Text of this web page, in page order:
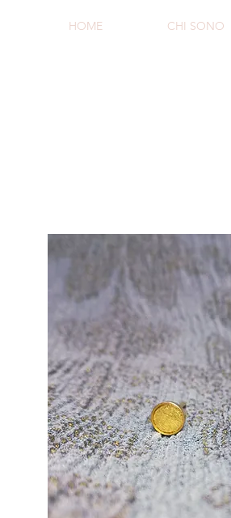
HOME CHI SONO